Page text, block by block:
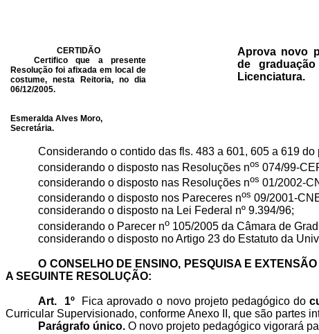
CERTIDÃO
Certifico que a presente
Resolução foi afixada em local de
costume, nesta Reitoria, no dia
06/12/2005.
Esmeralda Alves Moro,
Secretária.
Aprova novo
de
Licenciatura.
Considerando o contido das fls. 483 a 601, 605 a 619 do
considerando o disposto nas Resoluções nos 074/99-
considerando o disposto nas Resoluções nos 01/2002-
considerando o disposto nos Pareceres nos 09/2001-
considerando o disposto na Lei Federal nº 9.394/96;
considerando o Parecer no 105/2005 da Câmara de
considerando o disposto no Artigo 23 do Estatuto da
O CONSELHO DE ENSINO, PESQUISA E
A SEGUINTE RESOLUÇÃO:
Art. 1ºFica aprovado o novo projeto pedagógico do
Curricular Supervisionado, conforme Anexo II, que são partes
Parágrafo único. O novo projeto pedagógico vigorará